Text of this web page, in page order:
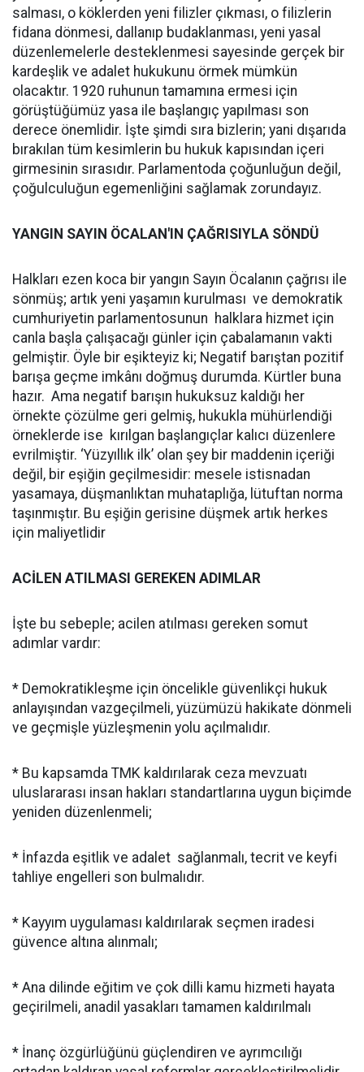
salması, o köklerden yeni filizler çıkması, o filizlerin
fidana dönmesi, dallanıp budaklanması, yeni yasal
düzenlemelerle desteklenmesi sayesinde gerçek bir
kardeşlik ve adalet hukukunu örmek mümkün
olacaktır. 1920 ruhunun tamamına ermesi için
görüştüğümüz yasa ile başlangıç yapılması son
derece önemlidir. İşte şimdi sıra bizlerin; yani dışarıda
bırakılan tüm kesimlerin bu hukuk kapısından içeri
girmesinin sırasıdır. Parlamentoda çoğunluğun değil,
çoğulculuğun egemenliğini sağlamak zorundayız.
YANGIN SAYIN ÖCALAN'IN ÇAĞRISIYLA SÖNDÜ
Halkları ezen koca bir yangın Sayın Öcalanın çağrısı ile
sönmüş; artık yeni yaşamın kurulması ve demokratik
cumhuriyetin parlamentosunun halklara hizmet için
canla başla çalışacağı günler için çabalamanın vakti
gelmiştir. Öyle bir eşikteyiz ki; Negatif barıştan pozitif
barışa geçme imkânı doğmuş durumda. Kürtler buna
hazır. Ama negatif barışın hukuksuz kaldığı her
örnekte çözülme geri gelmiş, hukukla mühürlendiği
örneklerde ise kırılgan başlangıçlar kalıcı düzenlere
evrilmiştir. ‘Yüzyıllık ilk’ olan şey bir maddenin içeriği
değil, bir eşiğin geçilmesidir: mesele istisnadan
yasamaya, düşmanlıktan muhataplığa, lütuftan norma
taşınmıştır. Bu eşiğin gerisine düşmek artık herkes
için maliyetlidir
ACİLEN ATILMASI GEREKEN ADIMLAR
İşte bu sebeple; acilen atılması gereken somut
adımlar vardır:
* Demokratikleşme için öncelikle güvenlikçi hukuk
anlayışından vazgeçilmeli, yüzümüzü hakikate dönmeli
ve geçmişle yüzleşmenin yolu açılmalıdır.
* Bu kapsamda TMK kaldırılarak ceza mevzuatı
uluslararası insan hakları standartlarına uygun biçimde
yeniden düzenlenmeli;
* İnfazda eşitlik ve adalet sağlanmalı, tecrit ve keyfi
tahliye engelleri son bulmalıdır.
* Kayyım uygulaması kaldırılarak seçmen iradesi
güvence altına alınmalı;
* Ana dilinde eğitim ve çok dilli kamu hizmeti hayata
geçirilmeli, anadil yasakları tamamen kaldırılmalı
* İnanç özgürlüğünü güçlendiren ve ayrımcılığı